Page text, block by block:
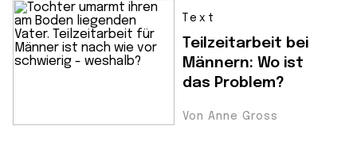
Text
Teilzeitarbeit bei
Männern: Wo ist
das Problem?
Von Anne Gross